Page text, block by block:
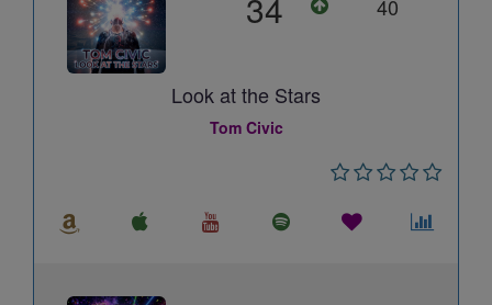
40
Look at the Stars
Tom Civic